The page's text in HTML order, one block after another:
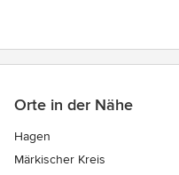
Orte in der Nähe
Hagen
Märkischer Kreis